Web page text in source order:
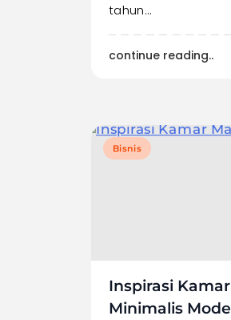
tahun…
continue reading..
Bisnis
Inspirasi
Minimalis